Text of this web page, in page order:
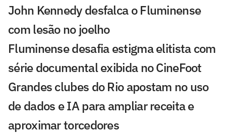
John Kennedy desfalca o Fluminense
com lesão no joelho
Fluminense desafia estigma elitista com
série documental exibida no CineFoot
Grandes clubes do Rio apostam no uso
de dados e IA para ampliar receita e
aproximar torcedores